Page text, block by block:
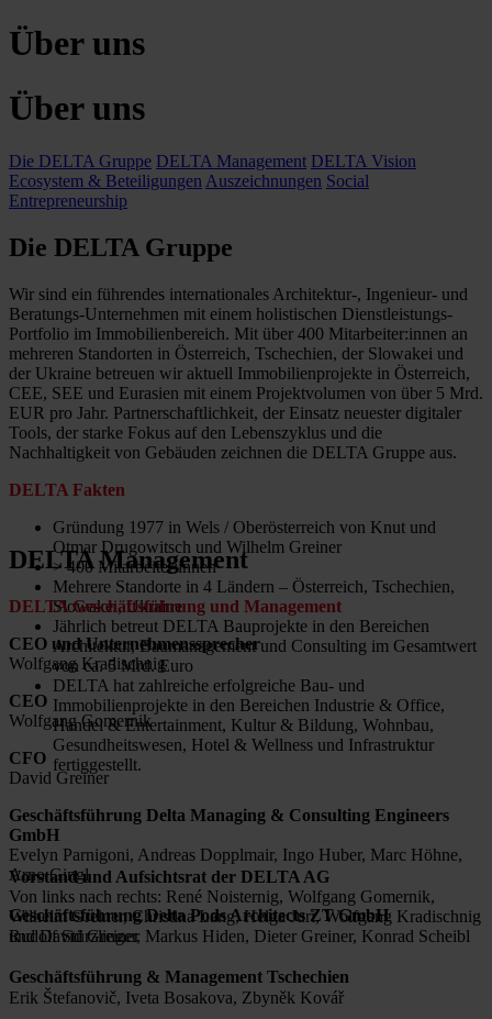
Über uns
Über uns
Die DELTA Gruppe DELTA Management DELTA Vision
Ecosystem & Beteiligungen Auszeichnungen Social
Entrepreneurship
Die DELTA Gruppe
Wir sind ein führendes internationales Architektur-, Ingenieur- und
Beratungs-Unternehmen mit einem holistischen Dienstleistungs-
Portfolio im Immobilienbereich. Mit über 400 Mitarbeiter:innen an
mehreren Standorten in Österreich, Tschechien, der Slowakei und
der Ukraine betreuen wir aktuell Immobilienprojekte in Österreich,
CEE, SEE und Eurasien mit einem Projektvolumen von über 5 Mrd.
EUR pro Jahr. Partnerschaftlichkeit, der Einsatz neuester digitaler
Tools, der starke Fokus auf den Lebenszyklus und die
Nachhaltigkeit von Gebäuden zeichnen die DELTA Gruppe aus.
DELTA Fakten
Gründung 1977 in Wels / Oberösterreich von Knut und
Otmar Drugowitsch und Wilhelm Greiner
˃ 400 Mitarbeiter:innen
Mehrere Standorte in 4 Ländern – Österreich, Tschechien,
Slowakei, Ukraine
Jährlich betreut DELTA Bauprojekte in den Bereichen
Architektur, Baumanagement und Consulting im Gesamtwert
von ca. 5 Mrd. Euro
DELTA hat zahlreiche erfolgreiche Bau- und
Immobilienprojekte in den Bereichen Industrie & Office,
Handel & Entertainment, Kultur & Bildung, Wohnbau,
Gesundheitswesen, Hotel & Wellness und Infrastruktur
fertiggestellt.
Vorstand und Aufsichtsrat der DELTA AG
Von links nach rechts: René Noisternig, Wolfgang Gomernik,
Wilhelm Greiner, Christina Lang, Helga Juri, Wolfgang Kradischnig
und David Greiner
DELTA Management
DELTA Geschäftsführung und Management
CEO und Unternehmenssprecher
Wolfgang Kradischnig
CEO
Wolfgang Gomernik
CFO
David Greiner
Geschäftsführung Delta Managing & Consulting Engineers
GmbH
Evelyn Parnigoni, Andreas Dopplmair, Ingo Huber, Marc Höhne,
Arno Gingl
Geschäftsführung Delta Pods Architects ZT GmbH
Rudolf Stürzlinger, Markus Hiden, Dieter Greiner, Konrad Scheibl
Geschäftsführung & Management Tschechien
Erik Štefanovič, Iveta Bosakova, Zbyněk Kovář